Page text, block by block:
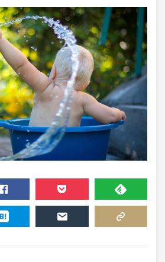
POCKET FEEDLY